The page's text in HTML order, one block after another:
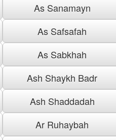
As Sanamayn
As Safsafah
As Sabkhah
Ash Shaykh Badr
Ash Shaddadah
Ar Ruhaybah